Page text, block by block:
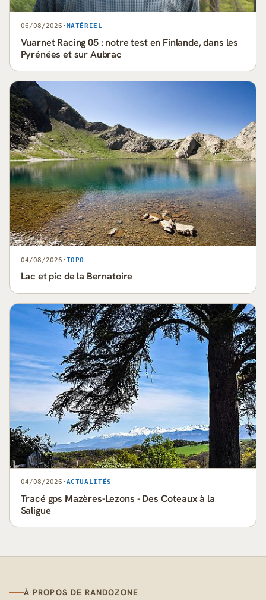
06/08/2026 · MATÉRIEL
Vuarnet Racing 05 : notre test en Finlande, dans les
Pyrénées et sur Aubrac
04/08/2026 · TOPO
Lac et pic de la Bernatoire
04/08/2026 · ACTUALITÉS
Tracé gps Mazères-Lezons - Des Coteaux à la
Saligue
À PROPOS DE RANDOZONE